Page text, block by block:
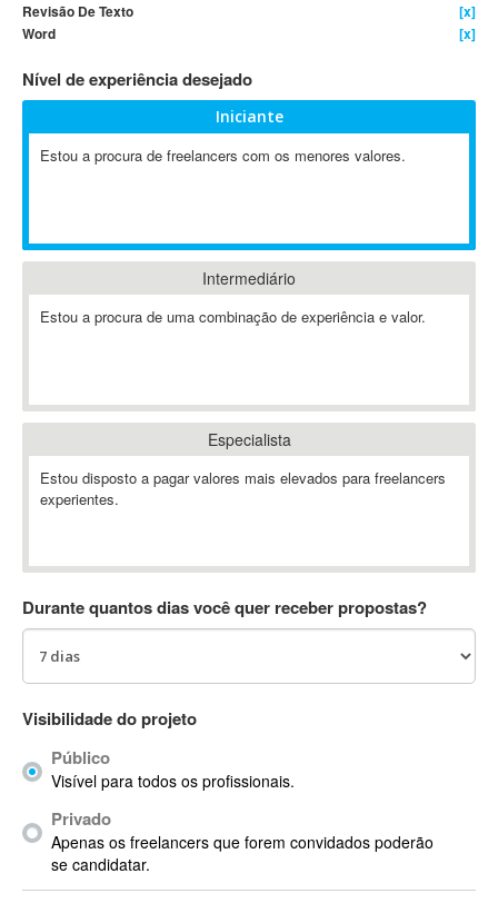
A&P
A-GPS
A2Billing
AAUS Scientific Diver
ABAP
ABIS
Ableton
Ableton Live
Abstract Window Toolkit (AWT)
AC Drives
AC3
AccountMate
ACID Pro
ACPI
ACT
Actian
Actimize
ActionScript
Revisão De Texto
[x]
Word
[x]
Nível de experiência desejado
Iniciante
Estou a procura de freelancers com os menores valores.
Intermediário
Estou a procura de uma combinação de experiência e valor.
Especialista
Estou disposto a pagar valores mais elevados para freelancers
experientes.
Durante quantos dias você quer receber propostas?
Visibilidade do projeto
Público
Visível para todos os profissionais.
Privado
Apenas os freelancers que forem convidados poderão
se candidatar.